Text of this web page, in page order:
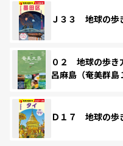
Ｊ３３ 地球の
０２ 地球の歩
呂麻島（奄美群
Ｄ１７ 地球の